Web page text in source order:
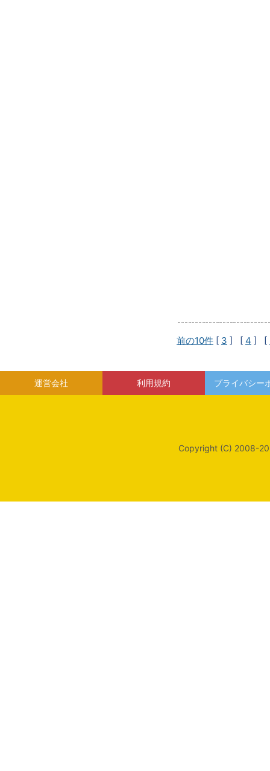
前の10件 [ 3 ] [ 4 ] [
運営会社 利用規約 プライバシー
Copyright (C) 2008-